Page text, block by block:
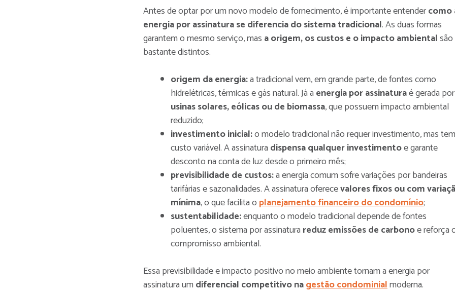
Antes de optar por um novo modelo de fornecimento, é importante entendercomo
energia por assinatura se diferencia do sistema tradicional. As duas formas
garantem o mesmo serviço, mas a origem, os custos e o impacto ambientalsão
bastante distintos.
origem da energia:a tradicional vem, em grande parte, de fontes como
hidrelétricas, térmicas e gás natural. Já a energia por assinaturaé gerada por
usinas solares, eólicas ou de biomassa, que possuem impacto ambiental
reduzido;
investimento inicial:o modelo tradicional não requer investimento, mas tem
custo variável. A assinatura dispensa qualquer investimentoe garante
desconto na conta de luz desde o primeiro mês;
previsibilidade de custos:a energia comum sofre variações por bandeiras
tarifárias e sazonalidades. A assinatura oferecevalores fixos ou com
mínima, o que facilita o planejamento financeiro do condomínio;
sustentabilidade:enquanto o modelo tradicional depende de fontes
poluentes, o sistema por assinatura reduz emissões de carbonoe reforça
compromisso ambiental.
Essa previsibilidade e impacto positivo no meio ambiente tornam a energia por
assinatura um diferencial competitivo nagestão condominialmoderna.